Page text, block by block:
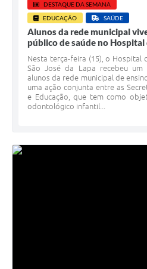
DESTAQUE DA SEMANA
EDUCAÇÃO
SAÚDE
Alunos da rede municipal
público de saúde no Hospital
Nesta terça-feira (15), o Hospital
São José da Lapa recebeu
alunos da rede municipal de
uma ação conjunta entre as
e Educação, que tem como
odontológico infantil...